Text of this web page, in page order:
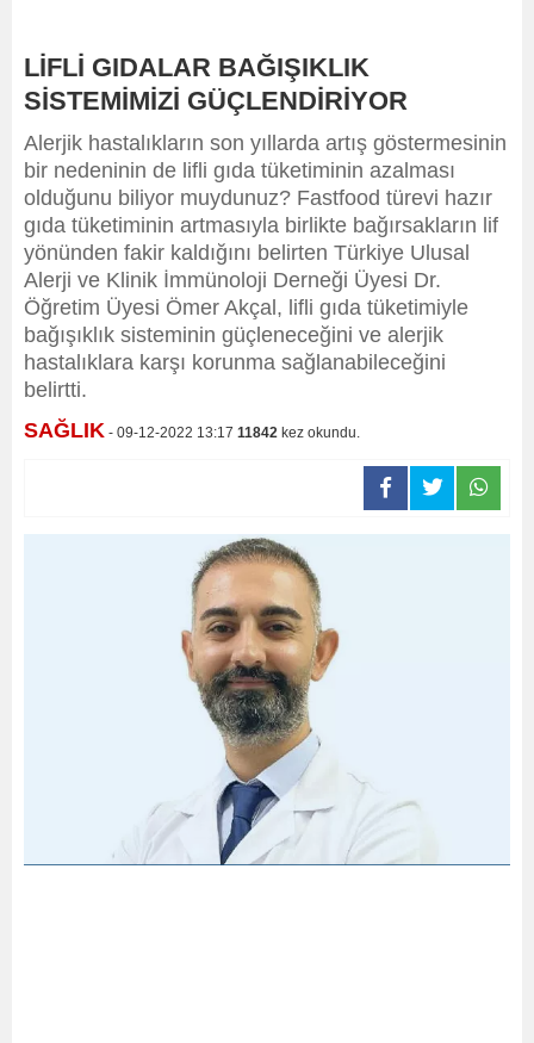
LİFLİ GIDALAR BAĞIŞIKLIK
SİSTEMİMİZİ GÜÇLENDİRİYOR
Alerjik hastalıkların son yıllarda artış göstermesinin
bir nedeninin de lifli gıda tüketiminin azalması
olduğunu biliyor muydunuz? Fastfood türevi hazır
gıda tüketiminin artmasıyla birlikte bağırsakların lif
yönünden fakir kaldığını belirten Türkiye Ulusal
Alerji ve Klinik İmmünoloji Derneği Üyesi Dr.
Öğretim Üyesi Ömer Akçal, lifli gıda tüketimiyle
bağışıklık sisteminin güçleneceğini ve alerjik
hastalıklara karşı korunma sağlanabileceğini
belirtti.
SAĞLIK - 09-12-2022 13:17 11842 kez okundu.